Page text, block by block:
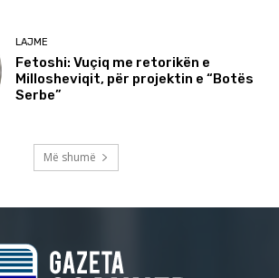
LAJME
Fetoshi: Vuçiq me retorikën e
Millosheviqit, për projektin e “Botës
Serbe”
Më shumë